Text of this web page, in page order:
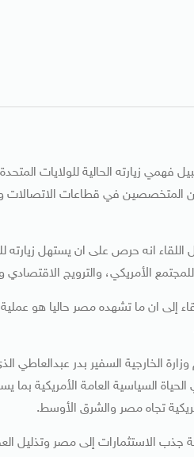
فهمي زيارته الحالية للولايات
من المتخصصين في قطاعات الاتصالات
اللقاء انه حرص على ان يستهل زيارته
الأمريكي، والترويج الاقتصادي
إلى ان ما تشهده مصر حاليا هو
الخارجية السفير بدر عبدالعاطي
الحياة السياسية العامة الأمريكية
تجاه مصر والشرق الأوسط.
جذب الاستثمارات إلى مصر وتذليل